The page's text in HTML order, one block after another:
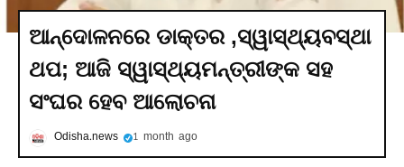
ଆନ୍ଦୋଳନରେ ଡାକ୍ତର ,ସ୍ୱାସ୍ଥ୍ୟବସ୍ଥା
ଥପ; ଆଜି ସ୍ୱାସ୍ଥ୍ୟମନ୍ତ୍ରୀଙ୍କ ସହ
ସଂଘର ହେବ ଆଲୋଚନା
Odisha.news 1 month ago